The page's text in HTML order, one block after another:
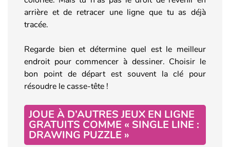
arrière et de retracer une ligne que tu as déjà
tracée.
Regarde bien et détermine quel est le meilleur
endroit pour commencer à dessiner. Choisir le
bon point de départ est souvent la clé pour
résoudre le casse-tête !
JOUE À D’AUTRES JEUX EN LIGNE
GRATUITS COMME « SINGLE LINE :
DRAWING PUZZLE »